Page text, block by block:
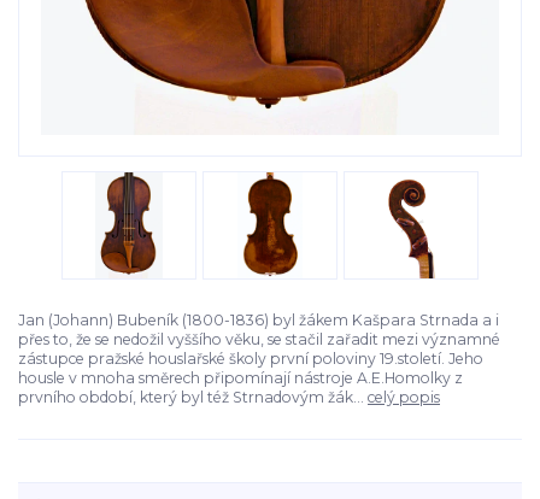
Jan (Johann) Bubeník (1800-1836) byl žákem Kašpara Strnada a i
přes to, že se nedožil vyššího věku, se stačil zařadit mezi významné
zástupce pražské houslařské školy první poloviny 19.století. Jeho
housle v mnoha směrech připomínají nástroje A.E.Homolky z
prvního období, který byl též Strnadovým žák... celý popis